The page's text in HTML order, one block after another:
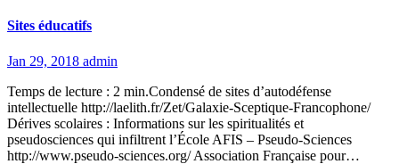
Sites éducatifs
Jan 29, 2018 admin
Temps de lecture : 2 min.Condensé de sites d’autodéfense
intellectuelle http://laelith.fr/Zet/Galaxie-Sceptique-Francophone/
Dérives scolaires : Informations sur les spiritualités et
pseudosciences qui infiltrent l’École AFIS – Pseudo-Sciences
http://www.pseudo-sciences.org/ Association Française pour…